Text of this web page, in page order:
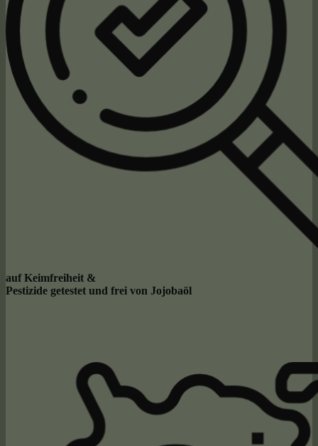
auf Keimfreiheit &
Pestizide getestet und frei von Jojobaöl